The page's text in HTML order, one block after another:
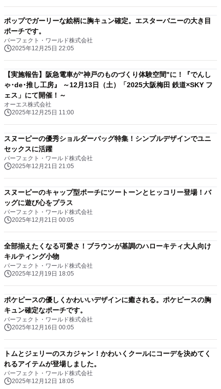
ポップでガーリーな絵柄に胸キュン確定。エスターバニーの大き目
ポーチです。
パーフェクト・ワールド株式会社
2025年12月25日 22:05
【実施報告】阪急電車が"神戸のものづくり体験空間"に！『でんし
ゃ･de･推し工房』 ～12月13日（土）「2025大阪梅田 鉄道×SKY フ
ェス」にて開催！～
オーエス株式会社
2025年12月25日 11:00
スヌーピーの優秀ショルダーバッグ特集！シンプルデザインでユニ
セックスに活躍
パーフェクト・ワールド株式会社
2025年12月21日 21:05
スヌーピーのキャップ型ポーチにツートーンとヒッコリー登場！バ
ッグに遊び心をプラス
パーフェクト・ワールド株式会社
2025年12月21日 00:05
全部揃えたくなる可愛さ！ブラウンが基調のハローキティ大人向け
キルティング小物
パーフェクト・ワールド株式会社
2025年12月19日 18:05
ポケピースの優しくかわいいデザインに癒される。ポケピースの胸
キュン確定なポーチです。
パーフェクト・ワールド株式会社
2025年12月16日 00:05
トムとジェリーのスカジャン！かわいくクールにコーデを決めてく
れるアイテムが登場しました。
パーフェクト・ワールド株式会社
2025年12月12日 18:05